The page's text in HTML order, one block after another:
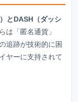
とDASH（ダッシ
は「匿名通貨」
追跡が技術的に困
ヤーに支持されて